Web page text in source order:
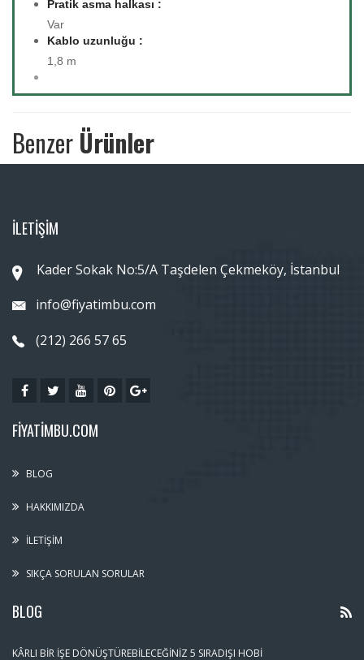
Pratik asma halkası :
Var
Kablo uzunluğu :
1,8 m
Benzer Ürünler
İLETİŞİM
Kader Sokak No:5/A Taşdelen Çekmeköy, İstanbul
info@fiyatimbu.com
(212) 266 57 65
FIYATIMBU.COM
BLOG
HAKKIMIZDA
İLETIŞIM
SIKÇA SORULAN SORULAR
BLOG
KÂRLI BIR İŞE DÖNÜŞTÜREBILECEĞINIZ 5 SIRADIŞI HOBI